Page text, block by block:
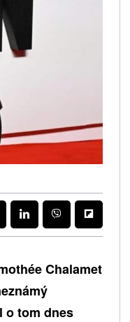
Chalamet
o tom dnes